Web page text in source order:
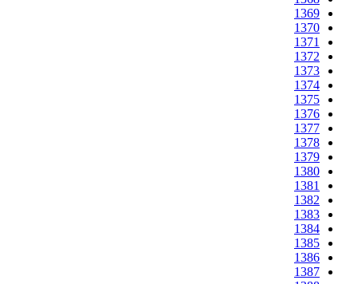
1369
1370
1371
1372
1373
1374
1375
1376
1377
1378
1379
1380
1381
1382
1383
1384
1385
1386
1387